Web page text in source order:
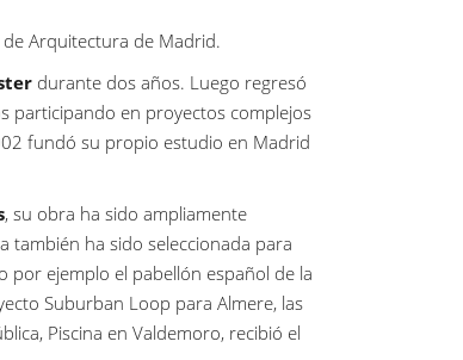
Arquitectura de Madrid.
durante dos años. Luego regresó
participando en proyectos complejos
fundó su propio estudio en Madrid
, su obra ha sido ampliamente
también ha sido seleccionada para
por ejemplo el pabellón español de la
Suburban Loop para Almere, las
Piscina en Valdemoro, recibió el